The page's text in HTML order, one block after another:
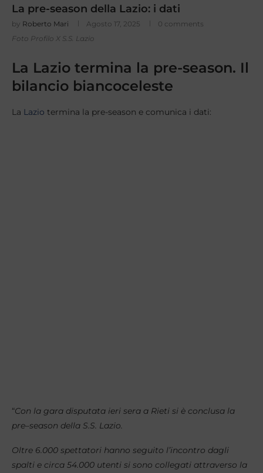
La pre-season della Lazio: i dati
by Roberto Mari Agosto 17, 2025
0 comments
Foto Profilo X S.S. Lazio
La Lazio termina la pre-season. Il
bilancio biancoceleste
La Lazio termina la pre-season e comunica i dati:
“Con la gara disputata ieri sera a Rieti si è conclusa la
pre–season della S.S. Lazio.
Oltre 6.000 spettatori hanno seguito l’incontro dagli
spalti e circa 54.000 utenti si sono collegati attraverso la